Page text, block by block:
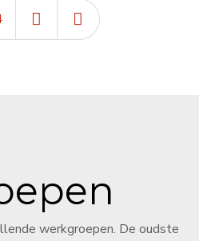
werkgroepen. De oudste